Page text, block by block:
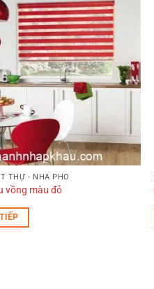
THỰ - NHÀ PHỐ
vồng màu đỏ